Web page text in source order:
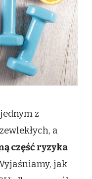
z
a
część ryzyka
jak